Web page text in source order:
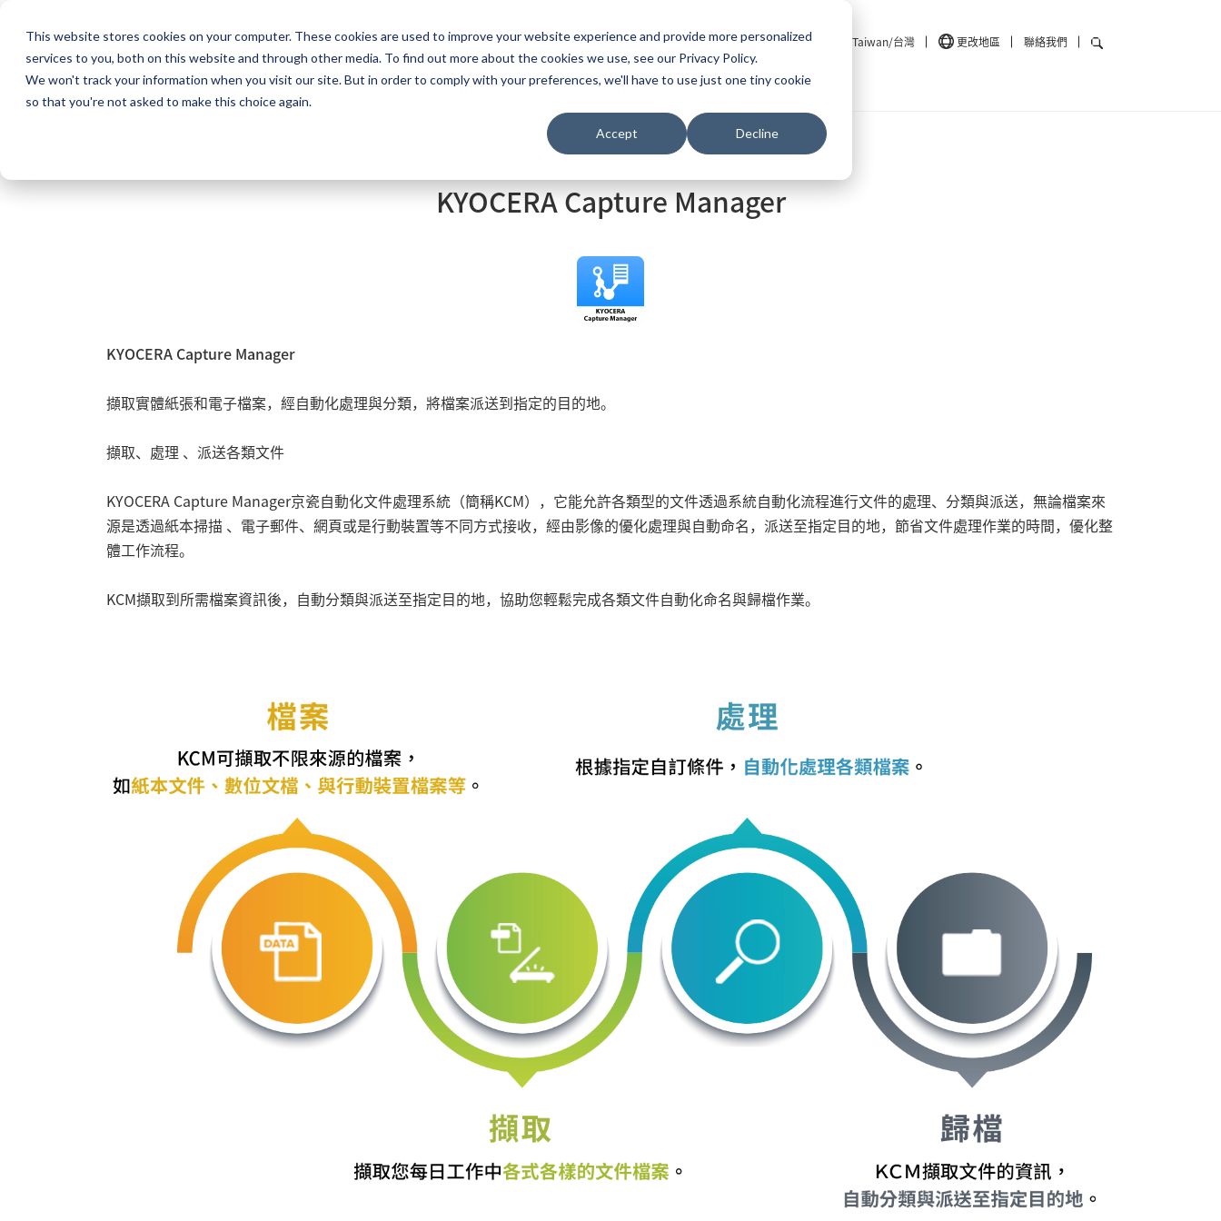
This website stores cookies on your computer. These cookies are used to improve your website experience and provide more personalized
services to you, both on this website and through other media. To find out more about the cookies we use, see our Privacy Policy.
We won't track your information when you visit our site. But in order to comply with your preferences, we'll have to use just one tiny cookie
so that you're not asked to make this choice again.
Accept Decline
KYOCERA Document Solutions Taiwan/台灣 更改地區 聯絡我們
首頁 產品 解決方案 支援與服務 關於我們 銷售據點 合作夥伴
KYOCERA Capture Manager
KYOCERA Capture Manager
擷取實體紙張和電子檔案，經自動化處理與分類，將檔案派送到指定的目的地。
擷取、處理 、派送各類文件
KYOCERA Capture Manager京瓷自動化文件處理系統（簡稱KCM），它能允許各類型的文件透過系統自動化流程進行文件的處理、分類與派送，無論檔案來
源是透過紙本掃描 、電子郵件、網頁或是行動裝置等不同方式接收，經由影像的優化處理與自動命名，派送至指定目的地，節省文件處理作業的時間，優化整
體工作流程。
KCM擷取到所需檔案資訊後，自動分類與派送至指定目的地，協助您輕鬆完成各類文件自動化命名與歸檔作業。